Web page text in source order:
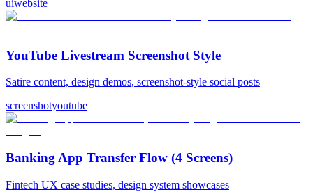
uiwebsite
YouTube Livestream Screenshot Style
Satire content, design demos, screenshot-style social posts
screenshotyoutube
Banking App Transfer Flow (4 Screens)
Fintech UX case studies, design system showcases